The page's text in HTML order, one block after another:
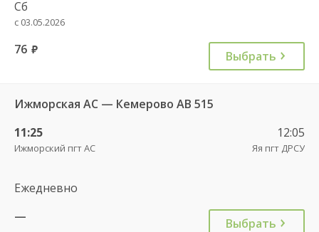
Сб
с 03.05.2026
76 руб. Выбрать
Ижморская АС — Кемерово АВ 515
11:25
Ижморский пгт АС
12:05
Яя пгт ДРСУ
Ежедневно
—
Выбрать